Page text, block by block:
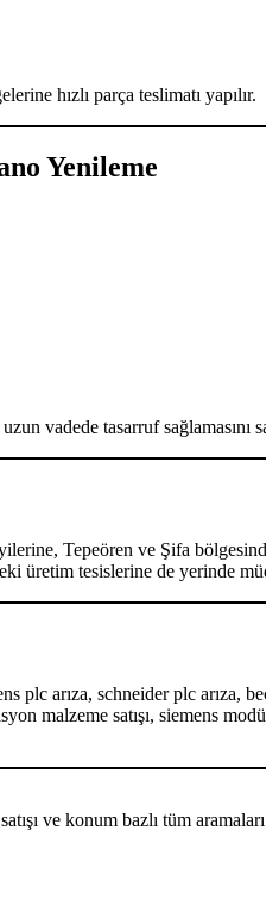
hızlı parça teslimatı yapılır.
Yenileme
vadede tasarruf sağlamasını
Tepeören ve Şifa
üretim tesislerine de yerinde
plc arıza, schneider plc
malzeme satışı, siemens
ve konum bazlı tüm